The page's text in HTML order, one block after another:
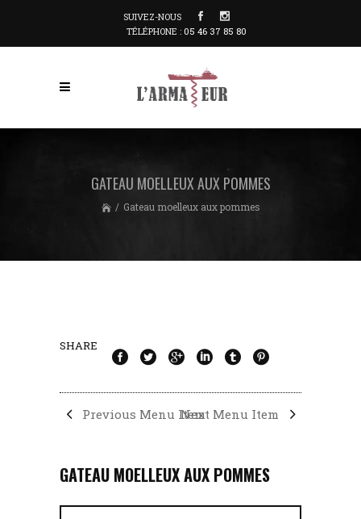
SUIVEZ-NOUS
TÉLÉPHONE : 05 46 37 85 80
GATEAU MOELLEUX AUX POMMES
/ Gateau moelleux aux pommes
SHARE
Previous Menu ItemNext Menu Item
GATEAU MOELLEUX AUX POMMES